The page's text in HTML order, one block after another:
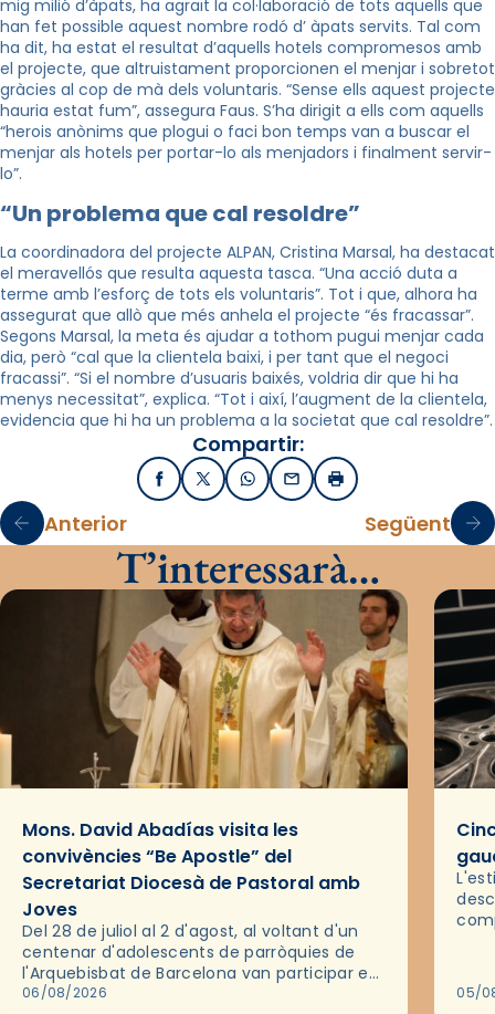
mig milió d’àpats, ha agraït la col·laboració de tots aquells que
han fet possible aquest nombre rodó d’ àpats servits. Tal com
ha dit, ha estat el resultat d’aquells hotels compromesos amb
el projecte, que altruistament proporcionen el menjar i sobretot
gràcies al cop de mà dels voluntaris. “Sense ells aquest projecte
hauria estat fum”, assegura Faus. S’ha dirigit a ells com aquells
“herois anònims que plogui o faci bon temps van a buscar el
menjar als hotels per portar-lo als menjadors i finalment servir-
lo”.
“Un problema que cal resoldre”
La coordinadora del projecte ALPAN, Cristina Marsal, ha destacat
el meravellós que resulta aquesta tasca. “Una acció duta a
terme amb l’esforç de tots els voluntaris”. Tot i que, alhora ha
assegurat que allò que més anhela el projecte “és fracassar”.
Segons Marsal, la meta és ajudar a tothom pugui menjar cada
dia, però “cal que la clientela baixi, i per tant que el negoci
fracassi”. “Si el nombre d’usuaris baixés, voldria dir que hi ha
menys necessitat”, explica. “Tot i així, l’augment de la clientela,
evidencia que hi ha un problema a la societat que cal resoldre”.
Compartir:
FacebookX / TwitterWhatsApp
EmailImprimir
Anterior Següent
T’interessarà…
Mons. David Abadías visita les
convivències “Be Apostle” del
Secretariat Diocesà de Pastoral amb
Joves
Del 28 de juliol al 2 d'agost, al voltant d'un
centenar d'adolescents de parròquies de
l'Arquebisbat de Barcelona van participar en
les convivències Be Apostle, organitzades
06/08/2026 05/